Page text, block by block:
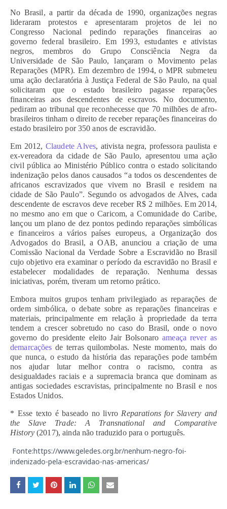
No Brasil, a partir da década de 1990, organizações negras
lideraram protestos e apresentaram projetos de lei no
Congresso Nacional pedindo reparações financeiras ao
governo federal brasileiro. Em 1993, estudantes e ativistas
negros, membros do Grupo Consciência Negra da
Universidade de São Paulo, lançaram o Movimento pelas
Reparações (MPR). Em dezembro de 1994, o MPR submeteu
uma ação declaratória à Justiça Federal de São Paulo, na qual
solicitaram que o estado brasileiro pagasse reparações
financeiras aos descendentes de escravos. No documento,
pediram ao tribunal que reconhecesse que 70 milhões de afro-
brasileiros tinham o direito de receber reparações financeiras do
estado brasileiro por 350 anos de escravidão.
Em 2012, Claudete Alves, ativista negra, professora paulista e
ex-vereadora da cidade de São Paulo, apresentou uma ação
civil pública ao Ministério Público contra o estado solicitando
indenização pelos danos causados “a todos os descendentes de
africanos escravizados que vivem no Brasil e residem na
cidade de São Paulo”. Segundo os advogados de Alves, cada
descendente de escravos deve receber R$ 2 milhões. Em 2014,
no mesmo ano em que o Caricom, a Comunidade do Caribe,
lançou um plano de dez pontos pedindo reparações simbólicas
e financeiros a vários países europeus, a Organização dos
Advogados do Brasil, a OAB, anunciou a criação de uma
Comissão Nacional da Verdade Sobre a Escravidão no Brasil
cujo objetivo era examinar o período da escravidão no Brasil e
estabelecer modalidades de reparação. Nenhuma dessas
iniciativas, porém, tiveram um retorno prático.
Embora muitos grupos tenham privilegiado as reparações de
ordem simbólica, o debate sobre as reparações financeiras e
materiais, principalmente em relação à propriedade da terra
tendem a crescer sobretudo no caso do Brasil, onde o novo
governo do presidente eleito Jair Bolsonaroameaça rever as
demarcações de terras quilombolas. Neste momento, mais do
que nunca, o estudo da história das reparações pode também
nos ajudar lutar melhor contra o racismo, contra as
desigualdades raciais e a supremacia branca que dominam as
antigas sociedades escravistas, principalmente no Brasil e nos
Estados Unidos.
* Esse texto é baseado no livro Reparations for Slavery and
the Slave Trade: A Transnational and Comparative
History(2017), ainda não traduzido para o português.
Fonte:https://www.geledes.org.br/nenhum-negro-foi-
indenizado-pela-escravidao-nas-americas/